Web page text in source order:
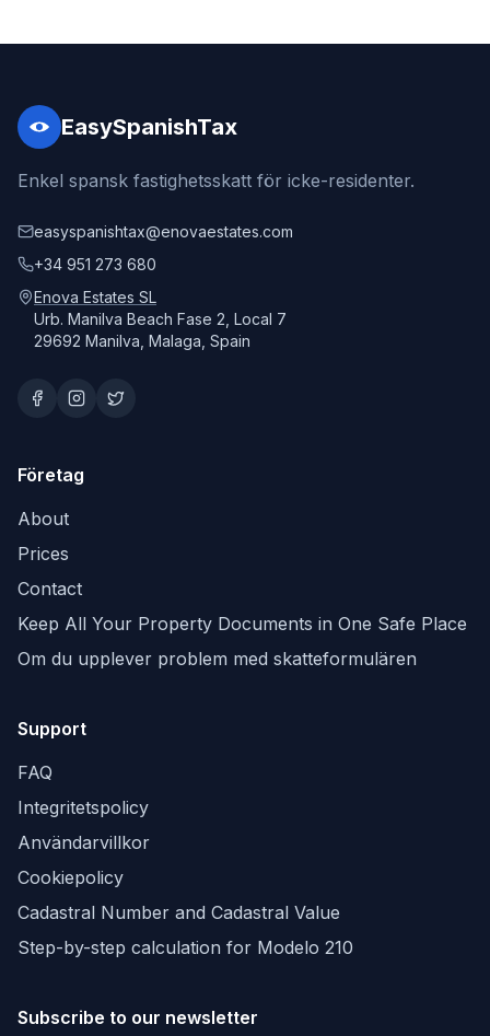
EasySpanishTax
Enkel spansk fastighetsskatt för icke-residenter.
easyspanishtax@enovaestates.com
+34 951 273 680
Enova Estates SL
Urb. Manilva Beach Fase 2, Local 7
29692 Manilva, Malaga, Spain
Företag
About
Prices
Contact
Keep All Your Property Documents in One Safe Place
Om du upplever problem med skatteformulären
Support
FAQ
Integritetspolicy
Användarvillkor
Cookiepolicy
Cadastral Number and Cadastral Value
Step-by-step calculation for Modelo 210
Subscribe to our newsletter